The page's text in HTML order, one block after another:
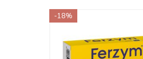
-18%